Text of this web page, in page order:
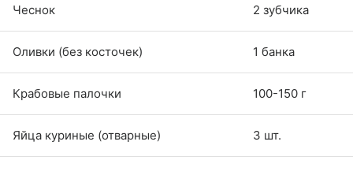
Чеснок 2 зубчика
Оливки (без косточек) 1 банка
Крабовые палочки 100-150 г
Яйца куриные (отварные) 3 шт.